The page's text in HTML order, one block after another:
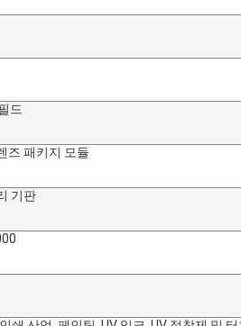
드
즈 패키지 모듈
기판